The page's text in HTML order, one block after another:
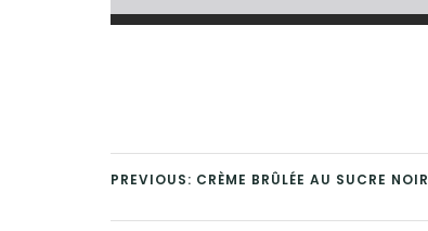
PREVIOUS: CRÈME BRÛLÉE AU SUCRE NOIR